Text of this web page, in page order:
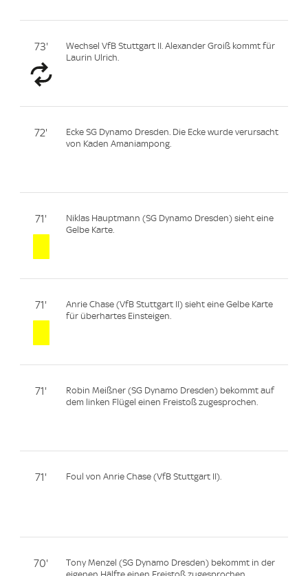
73'
Wechsel VfB Stuttgart II. Alexander Groiß kommt für
Laurin Ulrich.
72'
Ecke SG Dynamo Dresden. Die Ecke wurde verursacht
von Kaden Amaniampong.
71'
Niklas Hauptmann (SG Dynamo Dresden) sieht eine
Gelbe Karte.
71'
Anrie Chase (VfB Stuttgart II) sieht eine Gelbe Karte
für überhartes Einsteigen.
71'
Robin Meißner (SG Dynamo Dresden) bekommt auf
dem linken Flügel einen Freistoß zugesprochen.
71' Foul von Anrie Chase (VfB Stuttgart II).
70'
Tony Menzel (SG Dynamo Dresden) bekommt in der